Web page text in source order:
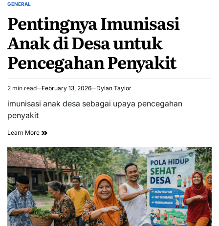
POSTED
GENERAL
Pentingnya Imunisasi
Anak di Desa untuk
Pencegahan Penyakit
Estimated
read
2 min read February 13, 2026 Dylan Taylor
imunisasi anak desa sebagai upaya pencegahan
penyakit
Learn More